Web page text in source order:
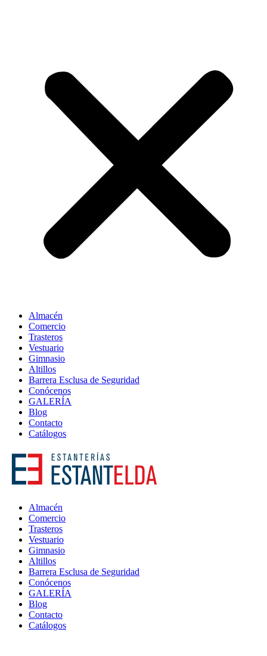
Almacén
Comercio
Trasteros
Vestuario
Gimnasio
Altillos
Barrera Esclusa de Seguridad
Conócenos
GALERÍA
Blog
Contacto
Catálogos
Almacén
Comercio
Trasteros
Vestuario
Gimnasio
Altillos
Barrera Esclusa de Seguridad
Conócenos
GALERÍA
Blog
Contacto
Catálogos